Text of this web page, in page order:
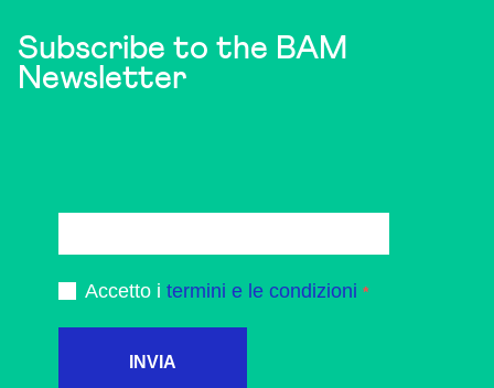
Subscribe to the BAM
Newsletter
Accetto i termini e le condizioni
INVIA